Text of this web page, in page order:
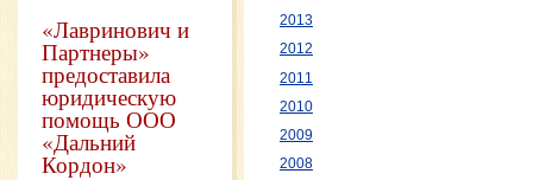
«Лавринович и
Партнеры»
предоставила
юридическую
помощь ООО
«Дальний
Кордон»
2013
2012
2011
2010
2009
2008